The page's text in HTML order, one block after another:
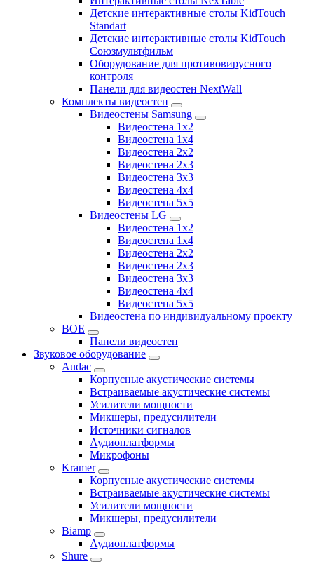
Детские интерактивные столы KidTouch
Standart
Детские интерактивные столы KidTouch
Союзмультфильм
Оборудование для противовирусного
контроля
Панели для видеостен NextWall
Комплекты видеостен
Видеостены Samsung
Видеостена 1x2
Видеостена 1x4
Видеостена 2x2
Видеостена 2х3
Видеостена 3x3
Видеостена 4x4
Видеостена 5x5
Видеостены LG
Видеостена 1x2
Видеостена 1x4
Видеостена 2x2
Видеостена 2x3
Видеостена 3x3
Видеостена 4x4
Видеостена 5x5
Видеостена по индивидуальному проекту
BOE
Панели видеостен
Звуковое оборудование
Audac
Корпусные акустические системы
Встраиваемые акустические системы
Усилители мощности
Микшеры, предусилители
Источники сигналов
Аудиоплатформы
Микрофоны
Kramer
Корпусные акустические системы
Встраиваемые акустические системы
Усилители мощности
Микшеры, предусилители
Biamp
Аудиоплатформы
Shure